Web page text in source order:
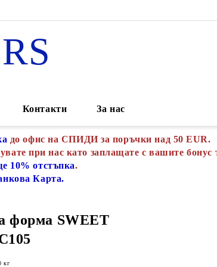
Контакти За нас
до офис на СПИДИ за поръчки над 50 EUR.
при нас като заплащате с вашите бонус
10% отстъпка.
Карта.
форма SWEET
кг